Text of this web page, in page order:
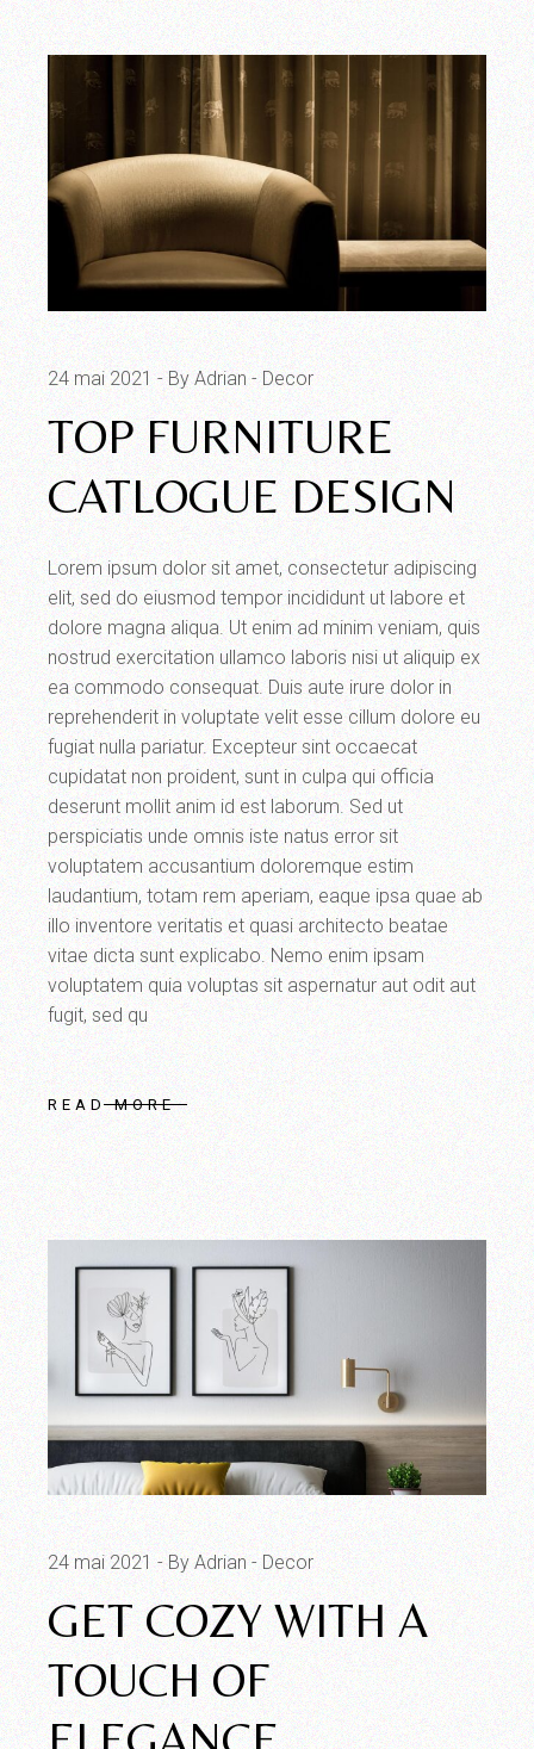
24 mai 2021 By Adrian Decor
TOP FURNITURE
CATLOGUE DESIGN
Lorem ipsum dolor sit amet, consectetur adipiscing
elit, sed do eiusmod tempor incididunt ut labore et
dolore magna aliqua. Ut enim ad minim veniam, quis
nostrud exercitation ullamco laboris nisi ut aliquip ex
ea commodo consequat. Duis aute irure dolor in
reprehenderit in voluptate velit esse cillum dolore eu
fugiat nulla pariatur. Excepteur sint occaecat
cupidatat non proident, sunt in culpa qui officia
deserunt mollit anim id est laborum. Sed ut
perspiciatis unde omnis iste natus error sit
voluptatem accusantium doloremque estim
laudantium, totam rem aperiam, eaque ipsa quae ab
illo inventore veritatis et quasi architecto beatae
vitae dicta sunt explicabo. Nemo enim ipsam
voluptatem quia voluptas sit aspernatur aut odit aut
fugit, sed qu
READ MORE
24 mai 2021 By Adrian Decor
GET COZY WITH A
TOUCH OF